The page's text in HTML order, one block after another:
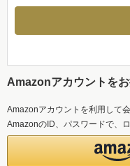
Amazonアカウントを
Amazonアカウントを利用して
AmazonのID、パスワードで、